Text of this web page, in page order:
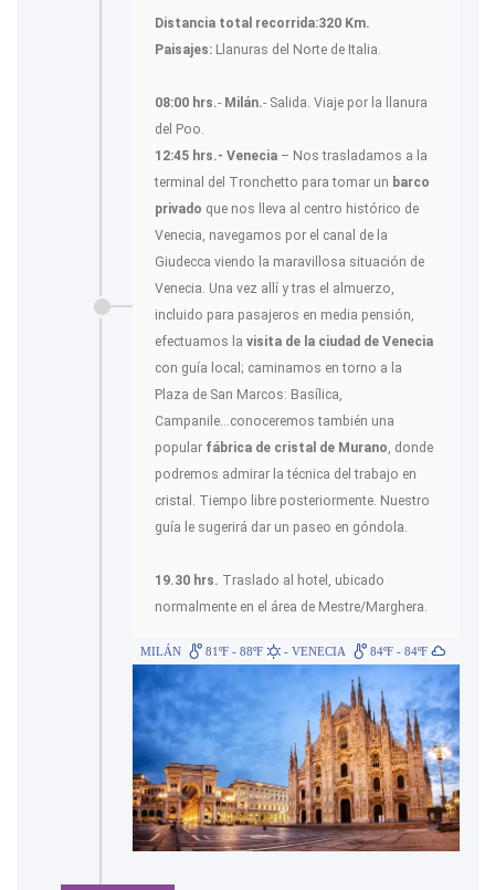
Distancia total recorrida:320 Km.
Paisajes: Llanuras del Norte de Italia.
08:00 hrs.- Milán.- Salida. Viaje por la llanura
del Poo.
12:45 hrs.- Venecia – Nos trasladamos a la
terminal del Tronchetto para tomar un barco
privado que nos lleva al centro histórico de
Venecia, navegamos por el canal de la
Giudecca viendo la maravillosa situación de
Venecia. Una vez allí y tras el almuerzo,
incluido para pasajeros en media pensión,
efectuamos la visita de la ciudad de Venecia
con guía local; caminamos en torno a la
Plaza de San Marcos: Basílica,
Campanile...conoceremos también una
popular fábrica de cristal de Murano, donde
podremos admirar la técnica del trabajo en
cristal. Tiempo libre posteriormente. Nuestro
guía le sugerirá dar un paseo en góndola.
19.30 hrs. Traslado al hotel, ubicado
normalmente en el área de Mestre/Marghera.
MILÁN 81ºF - 88ºF - VENECIA 84ºF - 84ºF